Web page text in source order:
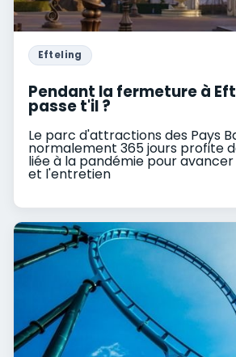
Efteling
Pendant la fermeture à
passe t'il ?
Le parc d'attractions des Pays
normalement 365 jours profite
liée à la pandémie pour
et l'entretien